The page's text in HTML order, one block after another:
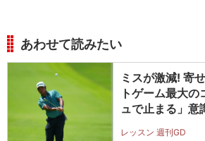
あわせて読みたい
ミスが激減! 寄
トゲーム最大
ュで止まる」意
レッスン 週刊GD